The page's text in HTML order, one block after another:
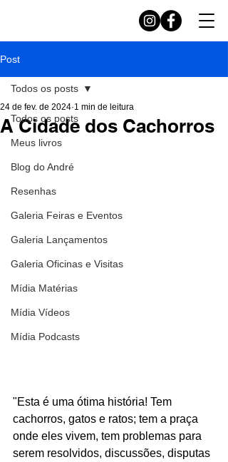
Post
Todos os posts
Meus livros
Blog do André
Resenhas
Galeria Feiras e Eventos
Galeria Lançamentos
Galeria Oficinas e Visitas
Mídia Matérias
Mídia Vídeos
Mídia Podcasts
Todos os posts
A Cidade dos Cachorros
24 de fev. de 2024 1 min de leitura
"Esta é uma ótima história! Tem
cachorros, gatos e ratos; tem a praça
onde eles vivem, tem problemas para
serem resolvidos, discussões, disputas